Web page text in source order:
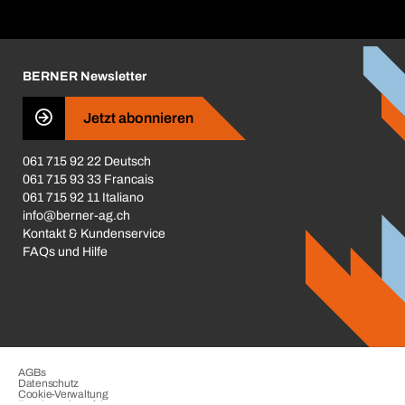
Business Conduct
BERNER Newsletter
Jetzt abonnieren
061 715 92 22 Deutsch
061 715 93 33 Francais
061 715 92 11 Italiano
info@berner-ag.ch
Kontakt & Kundenservice
FAQs und Hilfe
AGBs
Datenschutz
Cookie-Verwaltung